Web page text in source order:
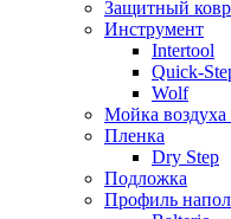
Защитный
Инструмент
Intertool
Quick-
Wolf
Мойка
Пленка
Dry Step
Подложка
Профиль